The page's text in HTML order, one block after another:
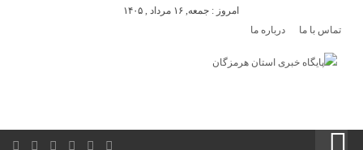
امروز : جمعه, ۱۶ مرداد , ۱۴۰۵
تماس با ما
درباره ما